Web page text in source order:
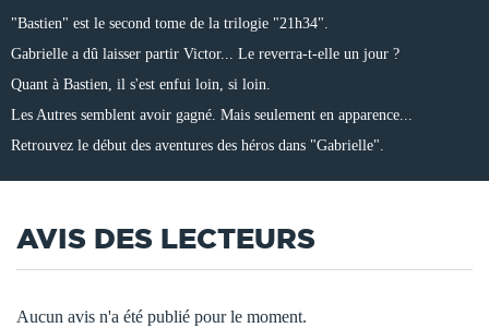
"Bastien" est le second tome de la trilogie "21h34".
Gabrielle a dû laisser partir Victor... Le reverra-t-elle un jour ?
Quant à Bastien, il s'est enfui loin, si loin.
Les Autres semblent avoir gagné. Mais seulement en apparence...
Retrouvez le début des aventures des héros dans "Gabrielle".
AVIS DES LECTEURS
Aucun avis n'a été publié pour le moment.